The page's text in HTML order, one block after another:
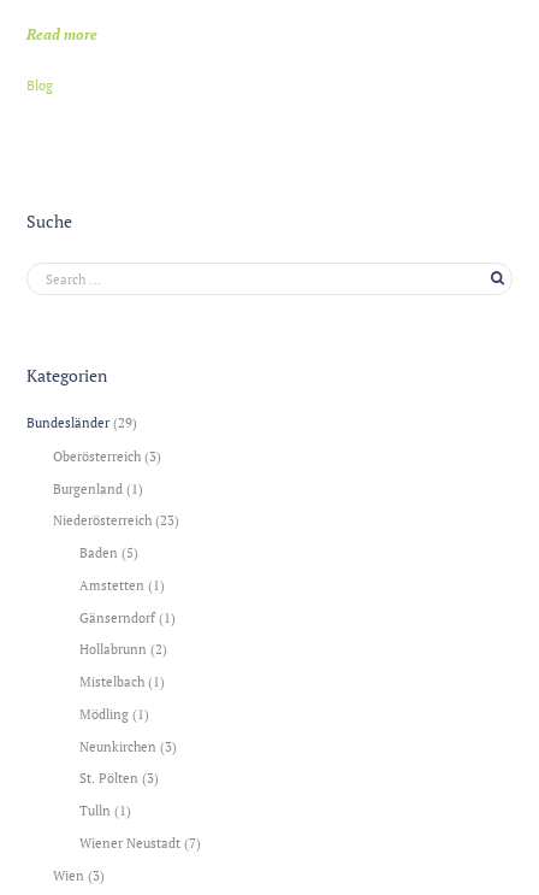
Read more
Blog
Suche
Kategorien
Bundesländer (29)
Oberösterreich (3)
Burgenland (1)
Niederösterreich (23)
Baden (5)
Amstetten (1)
Gänserndorf(1)
Hollabrunn (2)
Mistelbach (1)
Mödling (1)
Neunkirchen (3)
St. Pölten (3)
Tulln (1)
Wiener Neustadt (7)
Wien (3)